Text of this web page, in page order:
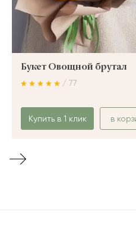
Букет Овощной брутал
/ 77
Купить в 1 клик в